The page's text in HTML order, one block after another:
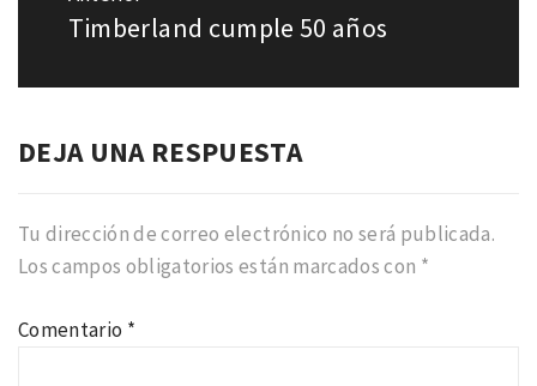
entradas
Entrada
Timberland cumple 50 años
DEJA UNA RESPUESTA
Tu dirección de correo electrónico no será publicada.
Los campos obligatorios están marcados con *
Comentario *